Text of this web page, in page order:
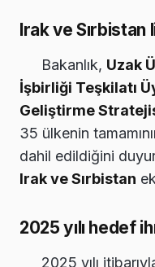
Irak ve
Bakanlık, Uzak
İşbirliği Teşkilatı
Geliştirme
35 ülkenin
dahil edildiğini
Irak ve Sırbistan
2025 yılı hedef
2025 yılı